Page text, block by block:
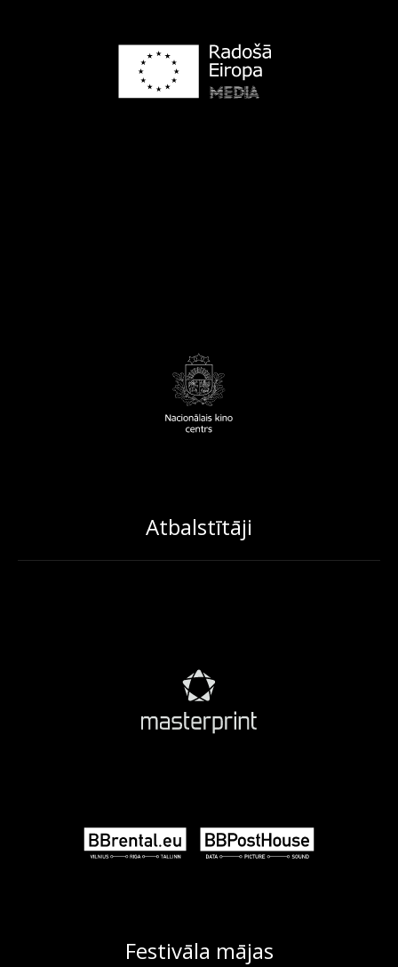
Atbalstītāji
Festivāla mājas